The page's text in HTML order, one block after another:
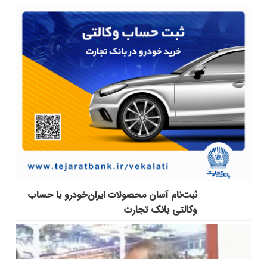
ثبت‌نام آسان محصولات ایران‌خودرو با حساب
وکالتی بانک تجارت